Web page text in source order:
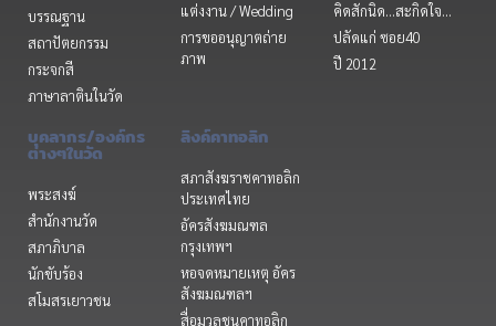
บรรณฐาน
สถาปัตยกรรม
กระจกสี
ภาษาลาตินในวัด
แต่งงาน / Wedding
การขออนุญาตถ่าย
ภาพ
คิดสักนิด...สะกิดใจ...
ปลัดแก่ ซอย40
ปี 2012
บุคลากร/องค์กร
ต่างๆในวัด
พระสงฆ์
สำนักงานวัด
สภาภิบาล
นักขับร้อง
สโมสรเยาวชน
ลิงค์คาทอลิก
สภาสังฆราชคาทอลิก
ประเทศไทย
อัครสังฆมณฑล
กรุงเทพฯ
หอจดหมายเหตุ อัคร
สังฆมณฑลฯ
สื่อมวลชนคาทอลิก